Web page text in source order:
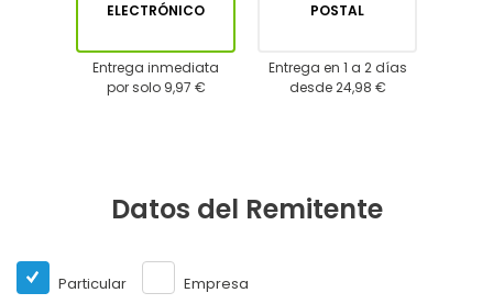
ELECTRÓNICO
Entrega inmediata
por solo 9,97 €
POSTAL
Entrega en 1 a 2 días
desde 24,98 €
Datos del Remitente
Particular Empresa